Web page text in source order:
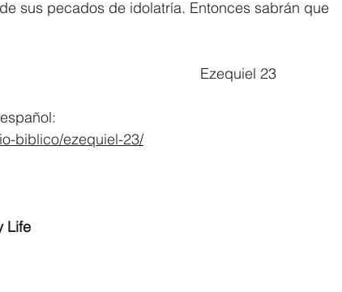
sus pecados de idolatría. Entonces sabrán que
														Ezequiel 23
biblico/ezequiel-23/
Life